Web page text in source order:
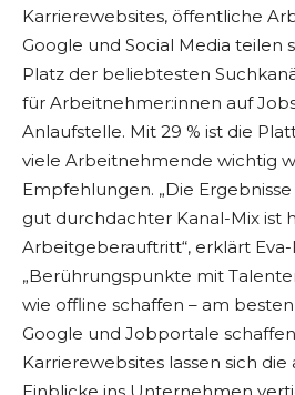
Karrierewebsites, öffentliche
Google und Social Media teilen
Platz der beliebtesten
für Arbeitnehmer:innen auf
Anlaufstelle. Mit 29 % ist die
viele Arbeitnehmende wichtig
Empfehlungen. „Die
gut durchdachter Kanal-Mix ist
Arbeitgeberauftritt“, erklärt Eva-
„Berührungspunkte mit
wie offline schaffen – am
Google und Jobportale
Karrierewebsites lassen sich